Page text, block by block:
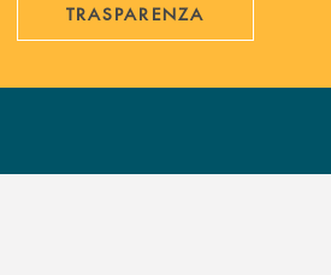
TRASPARENZA